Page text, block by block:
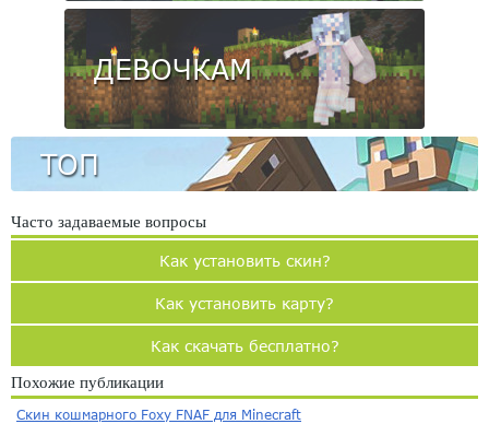
ДЕВОЧКАМ
ТОП
Часто задаваемые вопросы
Как установить скин?
Как установить карту?
Как скачать бесплатно?
Похожие публикации
Скин кошмарного Foxy FNAF для Minecraft